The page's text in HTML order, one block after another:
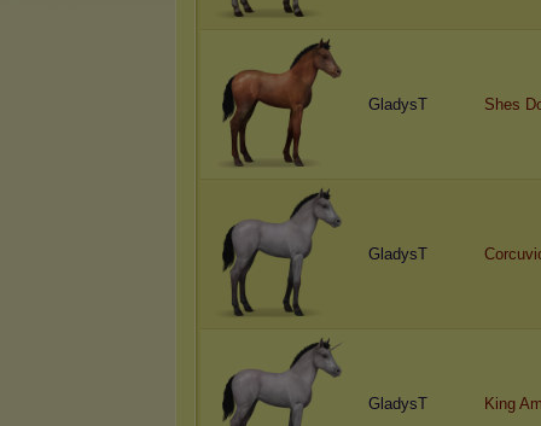
GladysT Shes
GladysT
GladysT King